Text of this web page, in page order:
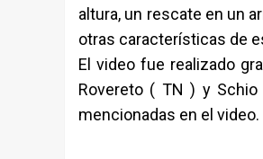
altura, un rescate en un
otras características de
El video fue realizado
Rovereto ( TN ) y
mencionadas en el video.